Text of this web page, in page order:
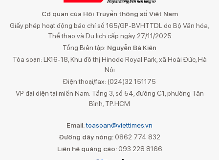
Cơ quan của Hội Truyền thông số Việt Nam
Giấy phép hoạt động báo chí số 165/GP-BVHTTDL do Bộ Văn hóa,
Thể thao và Du lịch cấp ngày 27/11/2025
Tổng Biên tập: Nguyễn Bá Kiên
Tòa soạn: LK16-18, Khu đô thị Hinode Royal Park, xã Hoài Đức, Hà
Nội
Điện thoại/fax: (024)32 151175
VP đại diện tại miền Nam: Tầng 3, số 54, đường C1, phường Tân
Bình, TP.HCM
Email:toasoan@viettimes.vn
Đường dây nóng: 0862 774 832
Liên hệ quảng cáo:093 228 8166